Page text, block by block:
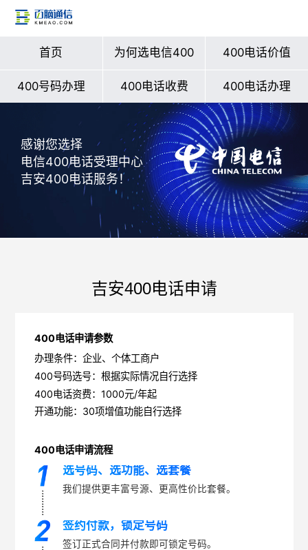
首页 为何选电信400 400电话价值
400号码办理 400电话收费 400电话办理
感谢您选择
电信400电话受理中心
吉安400电话服务！
吉安400电话申请
400电话申请参数
办理条件：企业、个体工商户
400号码选号：根据实际情况自行选择
400电话资费：1000元/年起
开通功能：30项增值功能自行选择
400电话申请流程
选号码、选功能、选套餐
我们提供更丰富号源、更高性价比套餐。
签约付款，锁定号码
签订正式合同并付款即可锁定号码。